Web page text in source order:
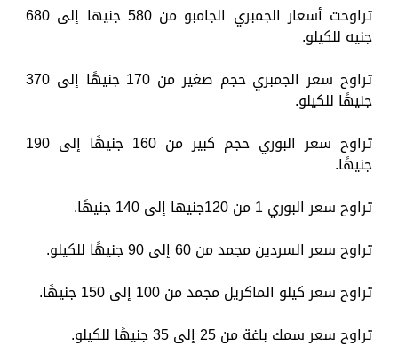
تراوحت أسعار الجمبري الجامبو من 580 جنيها إلى 680
جنيه للكيلو.
تراوح سعر الجمبري حجم صغير من 170 جنيهًا إلى 370
جنيهًا للكيلو.
تراوح سعر البوري حجم كبير من 160 جنيهًا إلى 190
جنيهًا.
تراوح سعر البوري 1 من 120جنيها إلى 140 جنيهًا.
تراوح سعر السردين مجمد من 60 إلى 90 جنيهًا للكيلو.
تراوح سعر كيلو الماكريل مجمد من 100 إلى 150 جنيهًا.
تراوح سعر سمك باغة من 25 إلى 35 جنيهًا للكيلو.